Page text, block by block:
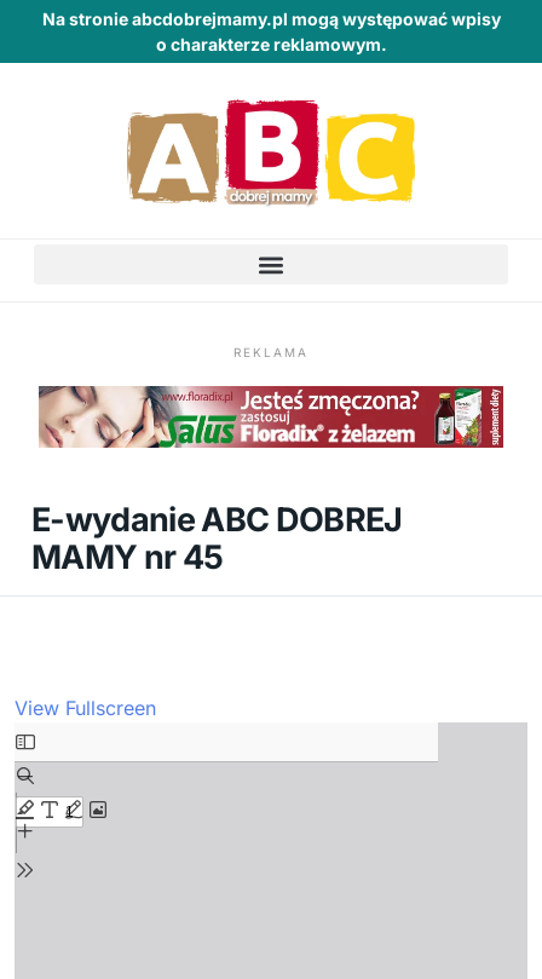
Na stronie abcdobrejmamy.pl mogą występować wpisy
o charakterze reklamowym.
REKLAMA
E-wydanie ABC DOBREJ
MAMY nr 45
View Fullscreen